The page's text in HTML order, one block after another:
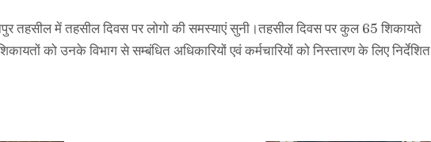
तहसील में तहसील दिवस पर लोगो की समस्याएं सुनी।तहसील दिवस पर कुल 65 शिकायते
को उनके विभाग से सम्बंधित अधिकारियों एवं कर्मचारियों को निस्तारण के लिए निर्देशित